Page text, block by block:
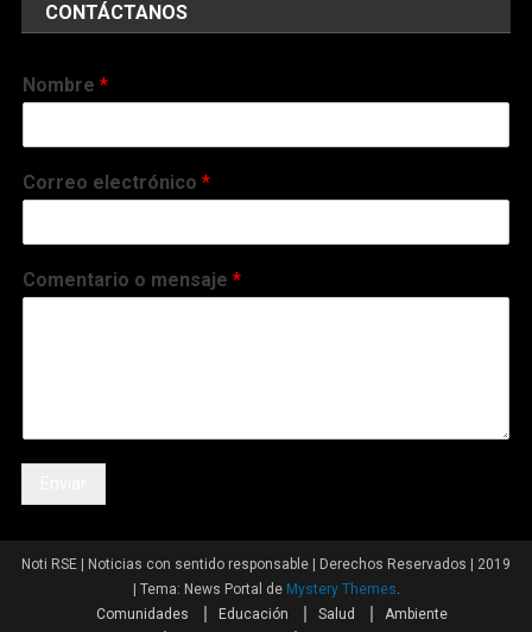
CONTÁCTANOS
Nombre*
Correo electrónico*
Comentario o mensaje*
Noti RSE | Noticias con sentido responsable | Derechos Reservados | 2019
Tema: News Portal de Mystery Themes.
Comunidades
Educación Salud
Ambiente